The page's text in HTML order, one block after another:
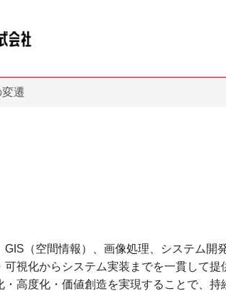
遷
（空間情報）、画像処理、システム
可視化からシステム実装までを一貫して
高度化・価値創造を実現することで、持